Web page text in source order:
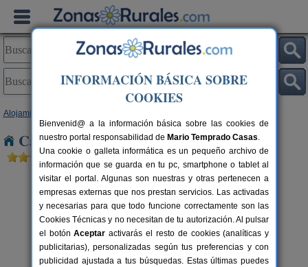
Alojamientos
Casas Rurales cerca de Agua Amarga
2-12 pers.
desde60 €
Casas Rurales Picachico
Laroya (Almería)
INFORMACIÓN BÁSICA SOBRE
COOKIES
Bienvenid@ a la información básica sobre las cookies de
nuestro portal responsabilidad de Mario Temprado Casas.
Una cookie o galleta informática es un pequeño archivo de
información que se guarda en tu pc, smartphone o tablet al
visitar el portal. Algunas son nuestras y otras pertenecen a
empresas externas que nos prestan servicios. Las activadas
y necesarias para que todo funcione correctamente son las
Cookies Técnicas y no necesitan de tu autorización. Al pulsar
el botónAceptar activarás el resto de cookies (analíticas y
publicitarias), personalizadas según tus preferencias y con
publicidad ajustada a tus búsquedas. Estas últimas puedes